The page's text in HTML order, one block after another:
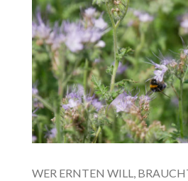
WER ERNTEN WILL,